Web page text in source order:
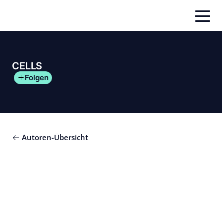
springen
CELLS
Folgen
Autoren-Übersicht